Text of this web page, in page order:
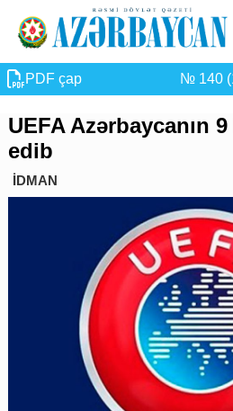
PDF çap № 140
UEFA Azərbaycanın
edib
İDMAN